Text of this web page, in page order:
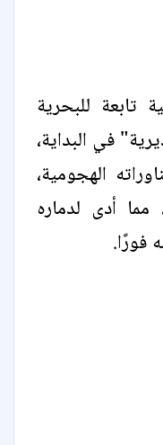
للبحرية
في البداية،
الهجومية،
أدى لدماره
فورًا.